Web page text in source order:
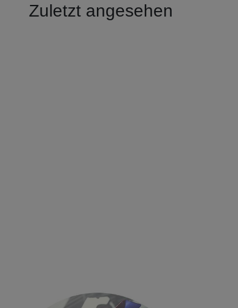
Zuletzt angesehen